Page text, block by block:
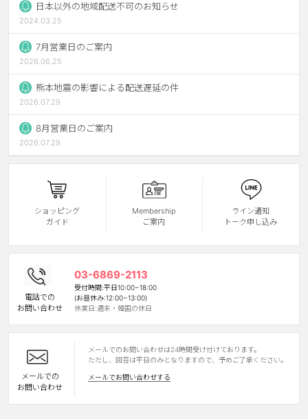
ブルー
ピンク
透明
ハロウィンカラコン
ケア用品
レビュー
EYEしてる
総合掲示板
カスタマーサービス
ショッピングガイド
INSTAGRAM TWITTER LINE FACEBOOK
日本以外の地域配送不可のお知らせ
2024.03.25
7月営業日のご案内
2026.06.25
熊本地震の影響による配送遅延の件
2026.07.29
8月営業日のご案内
2026.07.29
ショッピング
ガイド
Membership
ご案内
ライン通知
トーク申し込み
電話での
お問い合わせ
03-6869-2113
受付時間:平日10:00~18:00
(お昼休み:12:00~13:00)
休業日:週末・韓国の休日
メールでの
お問い合わせ
メールでのお問い合わせは24時間受け付けております。
ただし、回答は平日のみとなりますので、予めご了承ください。
メールでお問い合わせする